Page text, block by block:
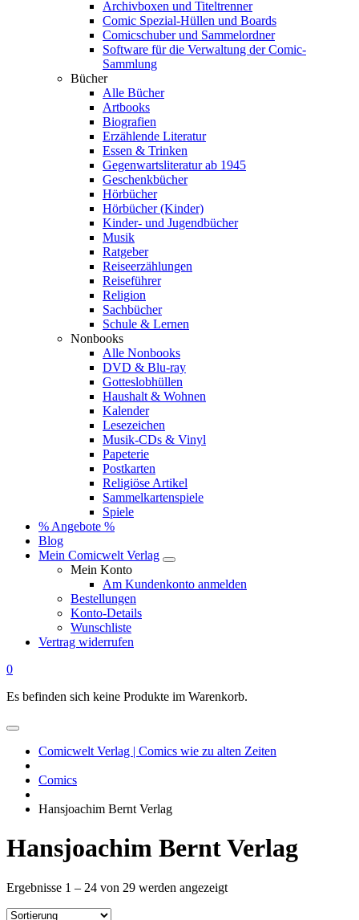
Archivboxen und Titeltrenner
Comic Spezial-Hüllen und Boards
Comicschuber und Sammelordner
Software für die Verwaltung der Comic-
Sammlung
Bücher
Alle Bücher
Artbooks
Biografien
Erzählende Literatur
Essen & Trinken
Gegenwartsliteratur ab 1945
Geschenkbücher
Hörbücher
Hörbücher (Kinder)
Kinder- und Jugendbücher
Musik
Ratgeber
Reiseerzählungen
Reiseführer
Religion
Sachbücher
Schule & Lernen
Nonbooks
Alle Nonbooks
DVD & Blu-ray
Gotteslobhüllen
Haushalt & Wohnen
Kalender
Lesezeichen
Musik-CDs & Vinyl
Papeterie
Postkarten
Religiöse Artikel
Sammelkartenspiele
Spiele
% Angebote %
Blog
Mein Comicwelt Verlag
Mein Konto
Am Kundenkonto anmelden
Bestellungen
Konto-Details
Wunschliste
Vertrag widerrufen
0
Es befinden sich keine Produkte im Warenkorb.
Comicwelt Verlag | Comics wie zu alten Zeiten
Comics
Hansjoachim Bernt Verlag
Hansjoachim Bernt Verlag
Ergebnisse 1 – 24 von 29 werden angezeigt